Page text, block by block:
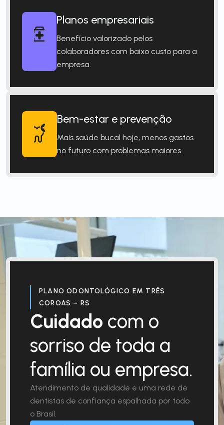
Planos empresariais
Benefício valorizado pelos
colaboradores com baixo custo para a
empresa.
Bem-estar e prevenção
Mais saúde bucal hoje, menos gastos
no futuro com problemas maiores.
PLANO ODONTOLÓGICO EM TRÊS
COROAS – RS
Cuidado com o
sorriso de toda a
família ou empresa.
Atendimento de qualidade e uma rede de
dentistas de confiança espalhada por todo
o Brasil.